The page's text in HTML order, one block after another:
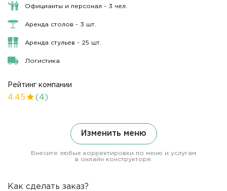
Официанты и персонал - 3 чел.
Аренда столов - 3 шт.
Аренда стульев - 25 шт.
Логистика
Рейтинг компании
4.45 (4)
Изменить меню
Внесите любые корректировки по меню и услугам
в онлайн конструкторе.
Как сделать заказ?